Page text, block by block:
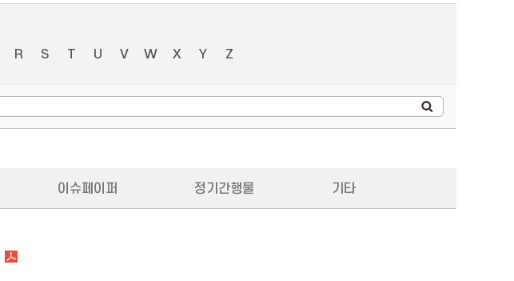
R S T U V W X Y Z
이슈페이퍼 정기간행물 기타